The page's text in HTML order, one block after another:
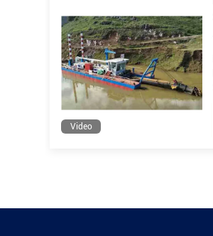
Video